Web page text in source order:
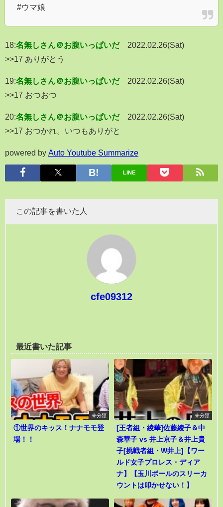
#ウマ娘
18:名無しさん＠お腹いっぱいだ
2022.02.26(Sat)
>>17 ありがとう
19:名無しさん＠お腹いっぱいだ
2022.02.26(Sat)
>>17 おつおつ
20:名無しさん＠お腹いっぱいだ
2022.02.26(Sat)
>>17 おつかれ。いつもありがと
powered by Auto Youtube Summarize
LINE
この記事を書いた人
cfe09312
最近書いた記事
未分類
①世界のキッス！ナナモモ登
場！！
未分類
[王者組・綾華]佐藤綾子＆中
森華子 vs 井上京子＆井上貴
子[挑戦者組・W井上]【ワー
ルド女子プロレス・ディア
ナ】【玉川ボールのスリーカ
ウントは叩かせない！】